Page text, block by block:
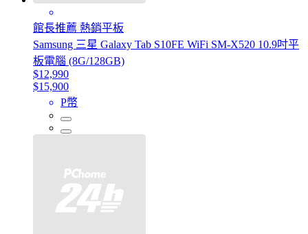
館長推薦 熱銷平板
Samsung 三星 Galaxy Tab S10FE WiFi SM-X520 10.9吋平
板電腦 (8G/128GB)
$12,990
$15,900
P幣